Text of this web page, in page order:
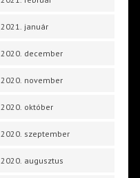
2021. január
2020. december
2020. november
2020. október
2020. szeptember
2020. augusztus